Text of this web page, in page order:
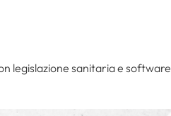
legislazione sanitaria e software